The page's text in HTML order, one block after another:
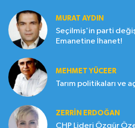
MURAT AYDIN
Seçilmiş'in parti
Emanetine İhanet!
MEHMET YÜCEER
Tarım politikaları ve
ZERRIN ERDOĞAN
CHP Lideri Özgür